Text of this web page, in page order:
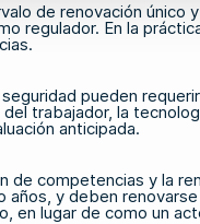
de renovación
regulador. En la
pueden
trabajador, la
anticipada.
de competencias y la
y deben
lugar de como un